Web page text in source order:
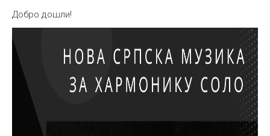
Добро дошли!